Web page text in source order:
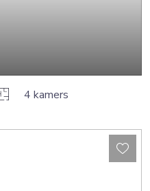
4 kamers